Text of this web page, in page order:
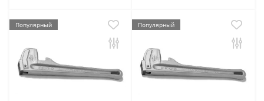
Популярный Популярный